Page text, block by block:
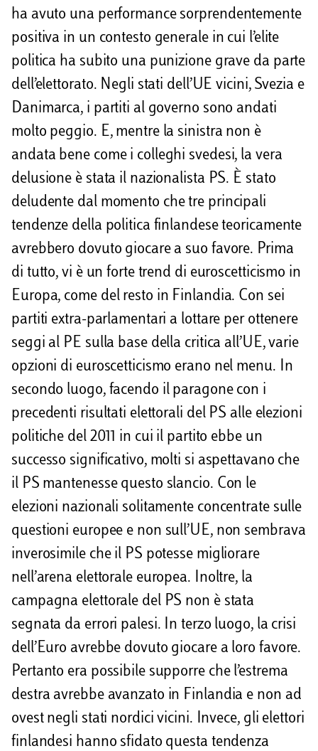
ha avuto una performance sorprendentemente
positiva in un contesto generale in cui l’elite
politica ha subito una punizione grave da parte
dell’elettorato. Negli stati dell’UE vicini, Svezia e
Danimarca, i partiti al governo sono andati
molto peggio. E, mentre la sinistra non è
andata bene come i colleghi svedesi, la vera
delusione è stata il nazionalista PS. È stato
deludente dal momento che tre principali
tendenze della politica finlandese teoricamente
avrebbero dovuto giocare a suo favore. Prima
di tutto, vi è un forte trend di euroscetticismo in
Europa, come del resto in Finlandia. Con sei
partiti extra-parlamentari a lottare per ottenere
seggi al PE sulla base della critica all’UE, varie
opzioni di euroscetticismo erano nel menu. In
secondo luogo, facendo il paragone con i
precedenti risultati elettorali del PS alle elezioni
politiche del 2011 in cui il partito ebbe un
successo significativo, molti si aspettavano che
il PS mantenesse questo slancio. Con le
elezioni nazionali solitamente concentrate sulle
questioni europee e non sull’UE, non sembrava
inverosimile che il PS potesse migliorare
nell’arena elettorale europea. Inoltre, la
campagna elettorale del PS non è stata
segnata da errori palesi. In terzo luogo, la crisi
dell’Euro avrebbe dovuto giocare a loro favore.
Pertanto era possibile supporre che l’estrema
destra avrebbe avanzato in Finlandia e non ad
ovest negli stati nordici vicini. Invece, gli elettori
finlandesi hanno sfidato questa tendenza